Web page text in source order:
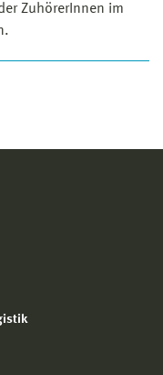
ZuhörerInnen im